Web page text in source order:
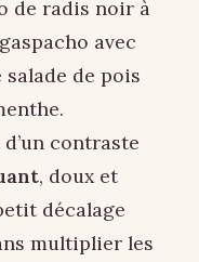
de radis noir à
avec
salade de pois
contraste
, doux et
décalage
multiplier les